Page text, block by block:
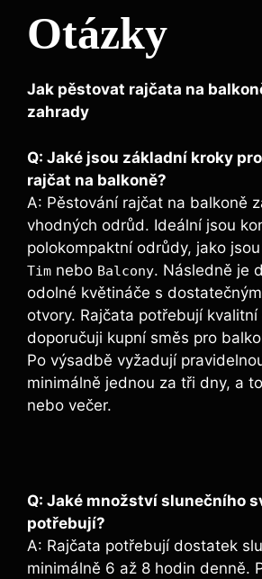
⁤Otázky
Jak ⁤pěstovat rajčata na
zahrady
Q: Jaké jsou ​základní ​kroky
rajčat ⁤na balkoně?
A: Pěstování​ rajčat na​ balkoně‌
vhodných ⁤odrůd. ⁣Ideální jsou
⁣polokompaktní⁣ odrůdy, ⁤jako​
Tim nebo Balcony. Následně je
odolné⁢ květináče s
otvory. Rajčata ‍potřebují
doporučuji kupní směs‍ pro
Po ‌výsadbě vyžadují
minimálně jednou ‍za tři dny, a
⁢nebo⁢ večer.
Q: Jaké množství slunečního
potřebují?
A: Rajčata potřebují dostatek
minimálně‍ 6 až 8⁤ hodin denně.​